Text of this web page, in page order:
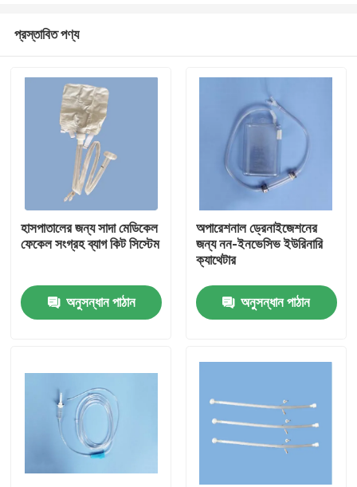
VR প্রদর্শন
প্রস্তাবিত পণ্য
হাসপাতালের জন্য সাদা মেডিকেল
ফেকেল সংগ্রহ ব্যাগ কিট সিস্টেম
অনুসন্ধান পাঠান
অপারেশনাল ড্রেনাইজেশনের
জন্য নন-ইনভেসিভ ইউরিনারি
ক্যাথেটার
অনুসন্ধান পাঠান